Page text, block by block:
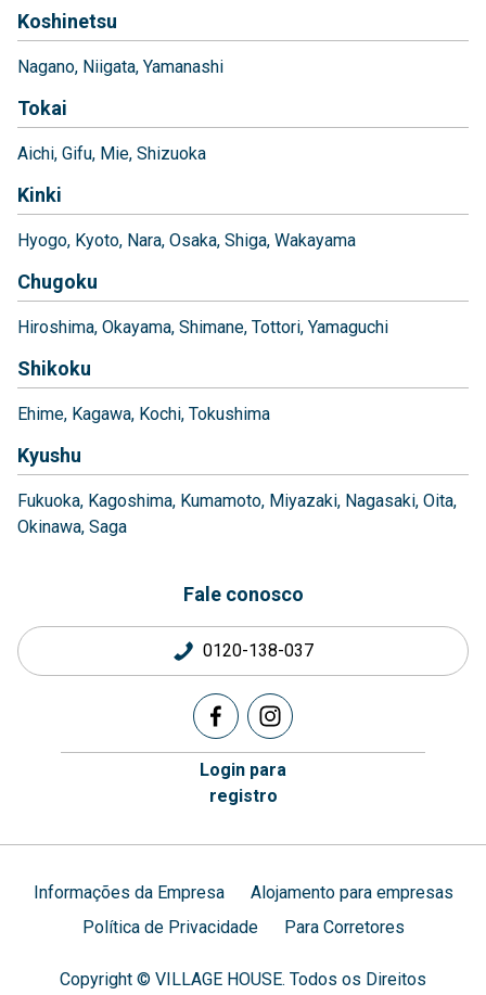
Koshinetsu
Nagano Niigata Yamanashi
Tokai
Aichi Gifu Mie Shizuoka
Kinki
Hyogo Kyoto Nara Osaka Shiga Wakayama
Chugoku
Hiroshima Okayama Shimane Tottori Yamaguchi
Shikoku
Ehime Kagawa Kochi Tokushima
Kyushu
Fukuoka Kagoshima Kumamoto Miyazaki Nagasaki Oita
Okinawa Saga
Fale conosco
0120-138-037
Login para
registro
Informações da Empresa
Alojamento para empresas
Política de Privacidade
Para Corretores
Copyright © VILLAGE HOUSE. Todos os Direitos